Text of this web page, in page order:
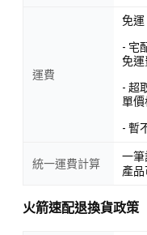
運費
免運
- 宅
免運
- 超
單
- 暫
統一運費計算
一筆
產
火箭速配退換貨政策